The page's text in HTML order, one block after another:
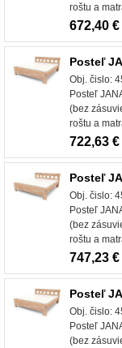
roštu a
672,40 €
Posteľ
Obj. čislo:
Posteľ
(bez
roštu a
722,63 €
Posteľ
Obj. čislo:
Posteľ
(bez
roštu a
747,23 €
Posteľ
Obj. čislo:
Posteľ
(bez